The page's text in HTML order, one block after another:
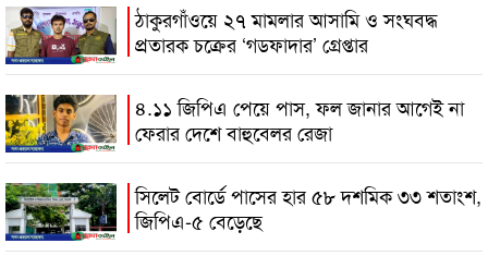
ঠাকুরগাঁওয়ে ২৭ মামলার আসামি ও সংঘবদ্ধ
প্রতারক চক্রের ‘গডফাদার’ গ্রেপ্তার
৪.১১ জিপিএ পেয়ে পাস, ফল জানার আগেই না
ফেরার দেশে বাহুবেলর রেজা
সিলেট বোর্ডে পাসের হার ৫৮ দশমিক ৩৩ শতাংশ,
জিপিএ-৫ বেড়েছে